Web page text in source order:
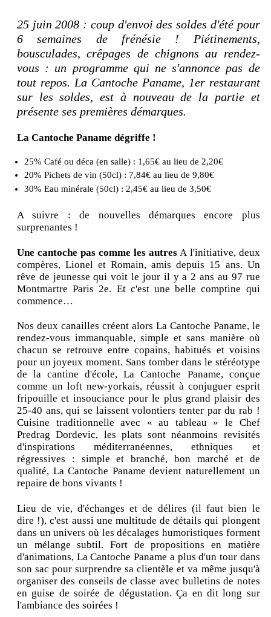
25 juin 2008 : coup d'envoi des soldes d'été pour
6 semaines de frénésie ! Piétinements,
bousculades, crêpages de chignons au rendez-
vous : un programme qui ne s'annonce pas de
tout repos. La Cantoche Paname, 1er restaurant
sur les soldes, est à nouveau de la partie et
présente ses premières démarques.
La Cantoche Paname dégriffe !
25% Café ou déca (en salle) : 1,65€ au lieu de 2,20€
20% Pichets de vin (50cl) : 7,84€ au lieu de 9,80€
30% Eau minérale (50cl) : 2,45€ au lieu de 3,50€
A suivre : de nouvelles démarques encore plus
surprenantes !
Une cantoche pas comme les autres A l'initiative, deux
compères, Lionel et Romain, amis depuis 15 ans. Un
rêve de jeunesse qui voit le jour il y a 2 ans au 97 rue
Montmartre Paris 2e. Et c'est une belle comptine qui
commence…
Nos deux canailles créent alors La Cantoche Paname, le
rendez-vous immanquable, simple et sans manière où
chacun se retrouve entre copains, habitués et voisins
pour un joyeux moment. Sans tomber dans le stéréotype
de la cantine d'école, La Cantoche Paname, conçue
comme un loft new-yorkais, réussit à conjuguer esprit
fripouille et insouciance pour le plus grand plaisir des
25-40 ans, qui se laissent volontiers tenter par du rab !
Cuisine traditionnelle avec « au tableau » le Chef
Predrag Dordevic, les plats sont néanmoins revisités
d'inspirations méditerranéennes, ethniques et
régressives : simple et branché, bon marché et de
qualité, La Cantoche Paname devient naturellement un
repaire de bons vivants !
Lieu de vie, d'échanges et de délires (il faut bien le
dire !), c'est aussi une multitude de détails qui plongent
dans un univers où les décalages humoristiques forment
un mélange subtil. Fort de propositions en matière
d'animations, La Cantoche Paname a plus d'un tour dans
son sac pour surprendre sa clientèle et va même jusqu'à
organiser des conseils de classe avec bulletins de notes
en guise de soirée de dégustation. Ça en dit long sur
l'ambiance des soirées !